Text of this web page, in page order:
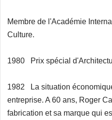
Membre de l'Académie
Culture.
1980 Prix spécial
1982 La situation
entreprise. A 60 ans, Roger
fabrication et sa marque qui